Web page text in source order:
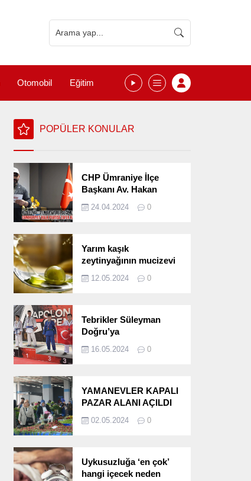
Otomobil Eğitim
POPÜLER KONULAR
CHP Ümraniye İlçe
Başkanı Av. Hakan
Seçimlerini
24.04.2024 0
Yarım kaşık
zeytinyağının mucizevi
12.05.2024 0
Tebrikler Süleyman
Doğru’ya
16.05.2024 0
YAMANEVLER KAPALI
PAZAR ALANI AÇILDI
02.05.2024 0
Uykusuzluğa ‘en çok’
hangi içecek neden